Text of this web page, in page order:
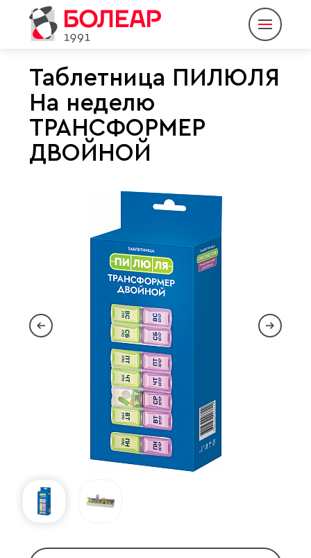
О компании
Продукция
Таблетница ПИЛЮЛЯ
На неделю
ТРАНСФОРМЕР
ДВОЙНОЙ